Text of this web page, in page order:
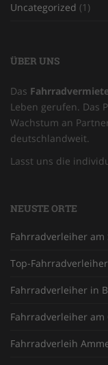
Uncategorized (1)
ÜBER UNS
Das
Leben gerufen. Das
Wachstum an
deutschlandweit.
Lasst uns die
NEUSTE ORTE
Fahrradverleiher am
Top-
Fahrradverleiher in
Fahrradverleiher am
Fahrradverleih